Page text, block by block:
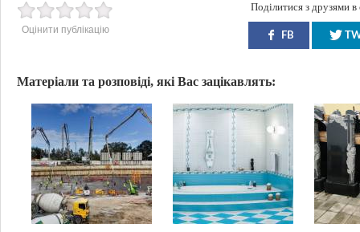
Оцінити публікацію
Поділитися з друзями
FB
Матеріали та розповіді, які Вас зацікавлять: